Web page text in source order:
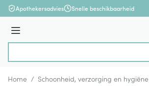
Ga naar de inhoud
Apothekersadvies Snelle beschikbaarheid
Menu
Home / Schoonheid, verzorging en hygiëne